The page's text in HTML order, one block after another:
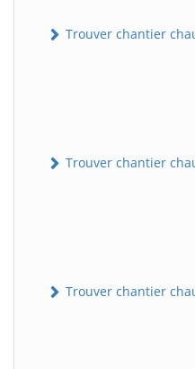
Trouver chantier
Trouver chantier
Trouver chantier